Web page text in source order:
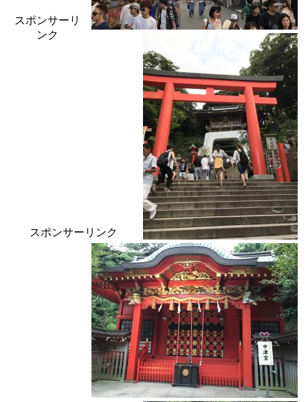
スポンサーリ
ンク
スポンサーリンク